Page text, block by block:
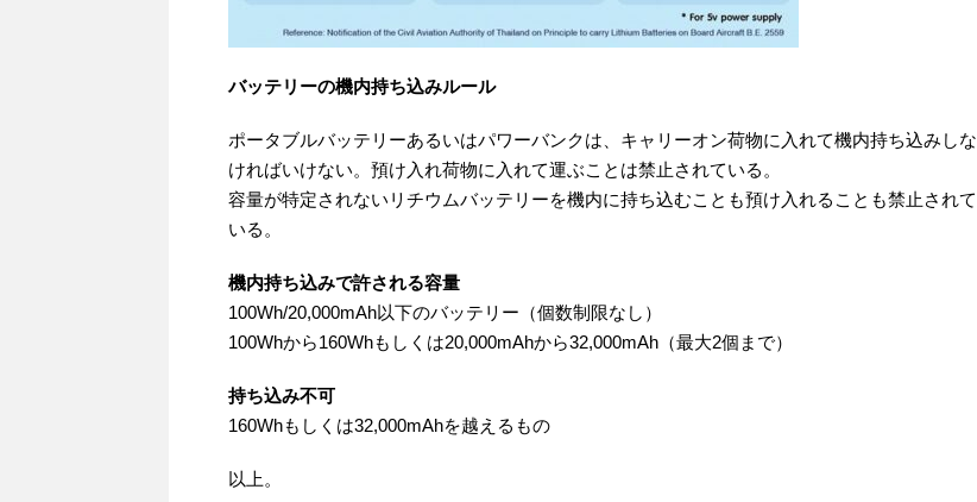
バッテリーの機内持ち込みルール
ポータブルバッテリーあるいはパワーバンクは、キャリーオン荷物に入れて機内持ち込みしな
ければいけない。預け入れ荷物に入れて運ぶことは禁止されている。
容量が特定されないリチウムバッテリーを機内に持ち込むことも預け入れることも禁止されて
いる。
機内持ち込みで許される容量
100Wh/20,000mAh以下のバッテリー（個数制限なし）
100Whから160Whもしくは20,000mAhから32,000mAh（最大2個まで）
持ち込み不可
160Whもしくは32,000mAhを越えるもの
以上。